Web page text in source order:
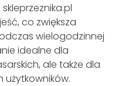
co zwiększa
wielogodzinnej
idealne dla
ale także dla